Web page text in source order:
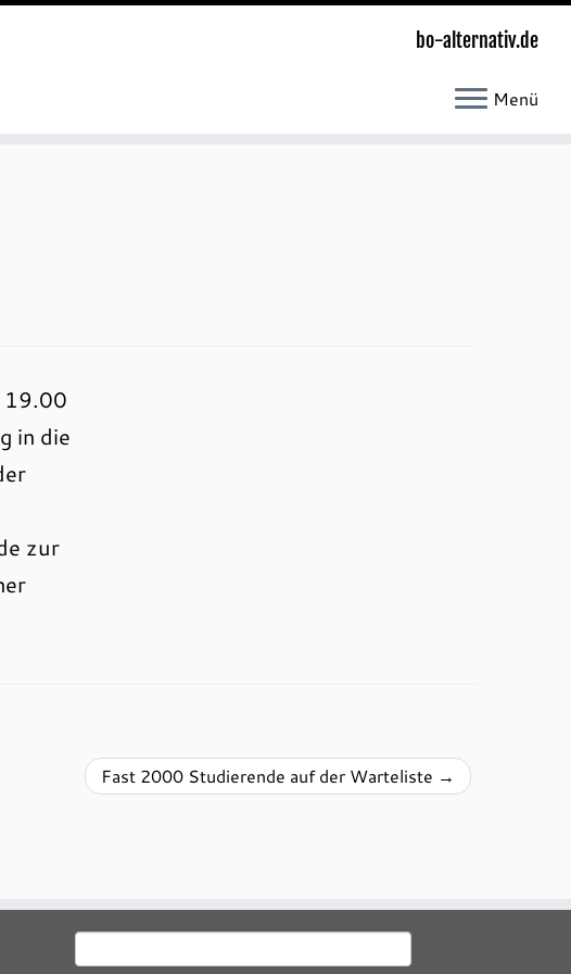
bo-alternativ.de
Menü
19.00
in die
zur
Fast 2000 Studierende auf der Warteliste →
Suchen
nach: